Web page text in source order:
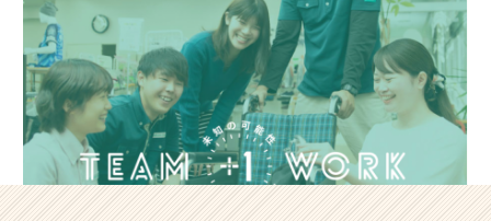
コ
ロ
ナ
禍
で
も
安